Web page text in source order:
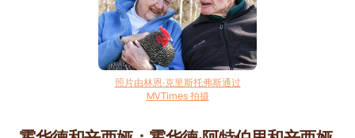
照片由林恩·克里斯托弗斯通过
MVTimes 拍摄